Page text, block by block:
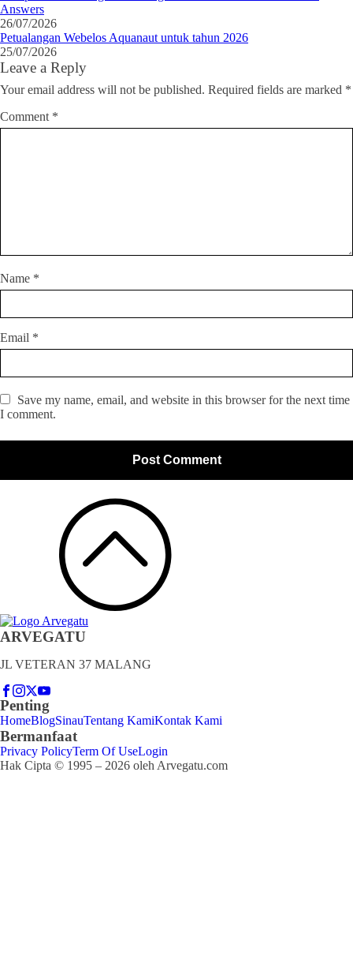
Answers
26/07/2026
Petualangan Webelos Aquanaut untuk tahun 2026
25/07/2026
Leave a Reply
Your email address will not be published. Required fields are marked *
Comment *
Name *
Email *
Save my name, email, and website in this browser for the next time
I comment.
ARVEGATU
JL VETERAN 37 MALANG
Penting
HomeBlogSinauTentang KamiKontak Kami
Bermanfaat
Privacy PolicyTerm Of UseLogin
Hak Cipta © 1995 – 2026 oleh Arvegatu.com